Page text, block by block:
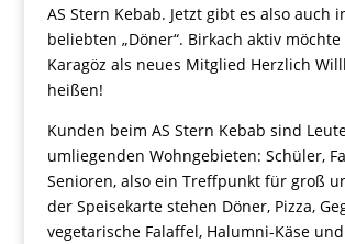
AS Stern Kebab. Jetzt gibt es also auch
beliebten „Döner“. Birkach aktiv
Karagöz als neues Mitglied Herzlich
heißen!
Kunden beim AS Stern Kebab sind
umliegenden Wohngebieten: Schüler,
Senioren, also ein Treffpunkt für groß
der Speisekarte stehen Döner, Pizza,
vegetarische Falaffel, Halumni-Käse